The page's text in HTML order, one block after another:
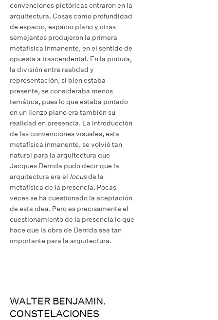
convenciones pictóricas entraron en la
arquitectura. Cosas como profundidad
de espacio, espacio plano y otras
semejantes produjeron la primera
metafísica inmanente, en el sentido de
opuesta a trascendental. En la pintura,
la división entre realidad y
representación, si bien estaba
presente, se consideraba menos
temática, pues lo que estaba pintado
en un lienzo plano era también su
realidad en presencia. La introducción
de las convenciones visuales, esta
metafísica inmanente, se volvió tan
natural para la arquitectura que
Jacques Derrida pudo decir que la
arquitectura era el locusde la
metafísica de la presencia. Pocas
veces se ha cuestionado la aceptación
de esta idea. Pero es precisamente el
cuestionamiento de la presencia lo que
hace que la obra de Derrida sea tan
importante para la arquitectura.
WALTER BENJAMIN.
CONSTELACIONES